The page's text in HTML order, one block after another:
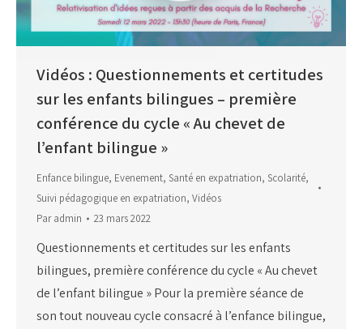
Vidéos : Questionnements et certitudes
sur les enfants bilingues – première
conférence du cycle « Au chevet de
l’enfant bilingue »
Enfance bilingue, Evenement, Santé en expatriation, Scolarité,
Suivi pédagogique en expatriation, Vidéos
Paradmin 23 mars 2022
Questionnements et certitudes sur les enfants
bilingues, première conférence du cycle « Au chevet
de l’enfant bilingue » Pour la première séance de
son tout nouveau cycle consacré à l’enfance bilingue,